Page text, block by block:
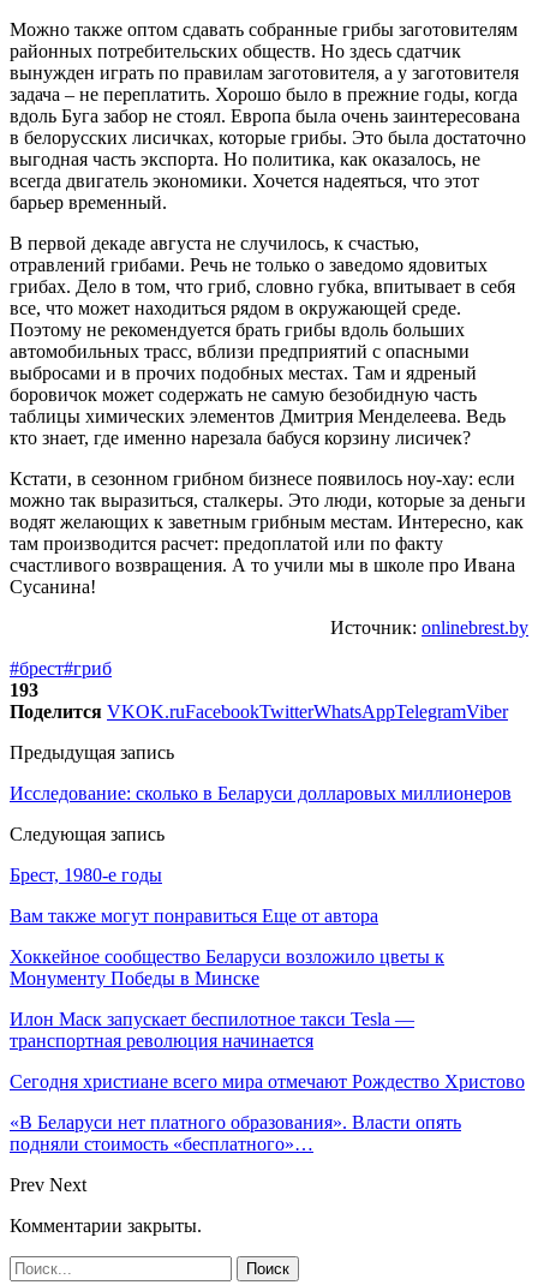
Можно также оптом сдавать собранные грибы заготовителям
районных потребительских обществ. Но здесь сдатчик
вынужден играть по правилам заготовителя, а у заготовителя
задача – не переплатить. Хорошо было в прежние годы, когда
вдоль Буга забор не стоял. Европа была очень заинтересована
в белорусских лисичках, которые грибы. Это была достаточно
выгодная часть экспорта. Но политика, как оказалось, не
всегда двигатель экономики. Хочется надеяться, что этот
барьер временный.
В первой декаде августа не случилось, к счастью,
отравлений грибами. Речь не только о заведомо ядовитых
грибах. Дело в том, что гриб, словно губка, впитывает в себя
все, что может находиться рядом в окружающей среде.
Поэтому не рекомендуется брать грибы вдоль больших
автомобильных трасс, вблизи предприятий с опасными
выбросами и в прочих подобных местах. Там и ядреный
боровичок может содержать не самую безобидную часть
таблицы химических элементов Дмитрия Менделеева. Ведь
кто знает, где именно нарезала бабуся корзину лисичек?
Кстати, в сезонном грибном бизнесе появилось ноу-хау: если
можно так выразиться, сталкеры. Это люди, которые за деньги
водят желающих к заветным грибным местам. Интересно, как
там производится расчет: предоплатой или по факту
счастливого возвращения. А то учили мы в школе про Ивана
Сусанина!
Источник: onlinebrest.by
#брест#гриб
193
Поделится VKOK.ruFacebookTwitterWhatsAppTelegramViber
Предыдущая запись
Исследование: сколько в Беларуси долларовых миллионеров
Следующая запись
Брест, 1980-е годы
Вам также могут понравиться Еще от автора
Хоккейное сообщество Беларуси возложило цветы к
Монументу Победы в Минске
Илон Маск запускает беспилотное такси Tesla —
транспортная революция начинается
Сегодня христиане всего мира отмечают Рождество Христово
«В Беларуси нет платного образования». Власти опять
подняли стоимость «бесплатного»…
Prev Next
Комментарии закрыты.